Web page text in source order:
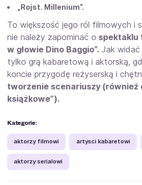
„Rojst. Millenium”.
To większość jego ról filmowych i
nie należy zapominać o spektaklu
w głowie Dino Baggio”. Jak widać
tylko grą kabaretową i aktorską,
koncie przygodę reżyserską i
tworzenie scenariuszy (również
książkowe”).
Kategorie:
aktorzy filmowi artysci kabaretowi
aktorzy serialowi